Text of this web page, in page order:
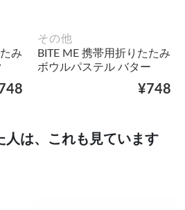
み
その他
BITE ME 携帯用折りたたみ
ボウルパステル バター
¥748
人は、これも見ています